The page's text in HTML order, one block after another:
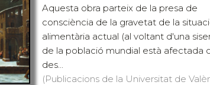
Aquesta obra parteix de la presa de
consciència de la gravetat de la
alimentària actual (al voltant d'una
de la població mundial està afectada
des...
(Publicacions de la Universitat de